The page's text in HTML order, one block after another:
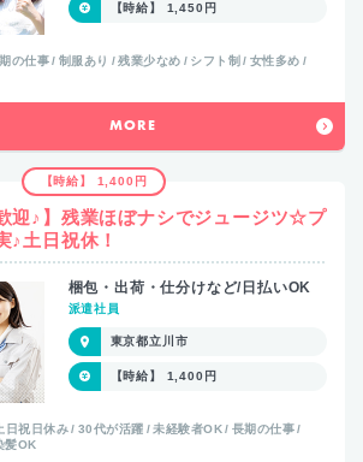
【時給】 1,450円
の仕事 制服あり 残業少なめ シフト制
女性多め
MORE
【時給】 1,400円
迎♪】残業ほぼナシでジュージツ☆プ
♪土日祝休！
梱包・出荷・仕分けなど/日払いOK
派遣社員
東京都立川市
【時給】 1,400円
日祝日休み 30代が活躍 未経験者OK
長期の仕事
髪OK